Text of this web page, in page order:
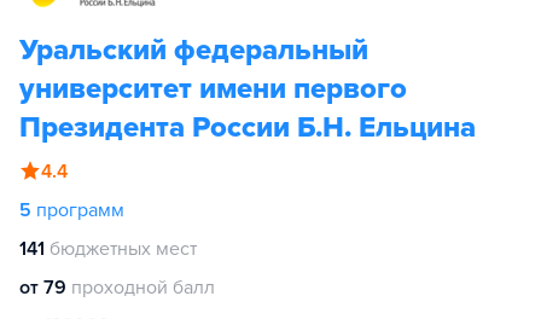
Уральский федеральный
университет имени первого
Президента России Б.Н. Ельцина
4.4
5 программ
141 бюджетных мест
от 79 проходной балл